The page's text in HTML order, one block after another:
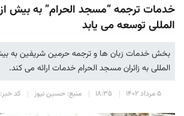
المللی توسعه می یابد
المللی به زائران مسجد الحرام خدمات ارائه می کند.
۵ مرداد ۱۴۰۲ ۱۸:۳۵ منبع: حسین نیوز کد خبر: ۱۳۴